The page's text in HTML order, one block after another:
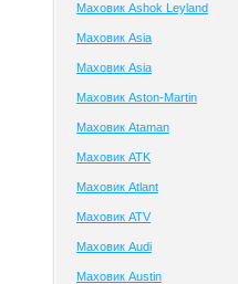
Маховик Ashok Leyland
Маховик Asia
Маховик Asia
Маховик Aston-Martin
Маховик Ataman
Маховик ATK
Маховик Atlant
Маховик ATV
Маховик Audi
Маховик Austin